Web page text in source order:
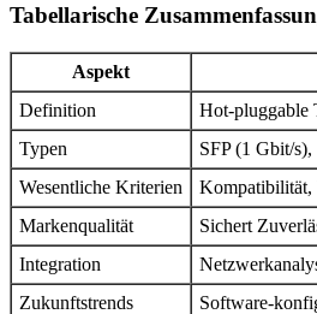
Tabellarische
Aspekt
Definition
Hot-pluggable
Typen
SFP (1 Gbit/
Wesentliche Kriterien
Kompatibilität,
Markenqualität
Sichert
Integration
Zukunftstrends
Software-